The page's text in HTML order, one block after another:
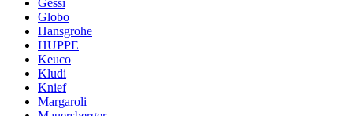
Gessi
Globo
Hansgrohe
HUPPE
Keuco
Kludi
Knief
Margaroli